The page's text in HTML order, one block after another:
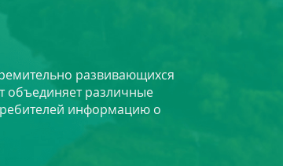
развивающихся
объединяет различные
информацию о